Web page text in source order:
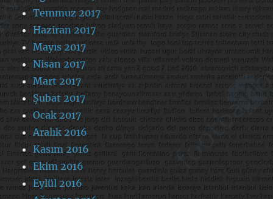
Temmuz 2017
Haziran 2017
Mayıs 2017
Nisan 2017
Mart 2017
Şubat 2017
Ocak 2017
Aralık 2016
Kasım 2016
Ekim 2016
Eylül 2016